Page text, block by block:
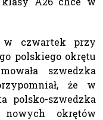
w czwartek przy
polskiego okrętu
szwedzka
że w
polsko-szwedzka
okrętów